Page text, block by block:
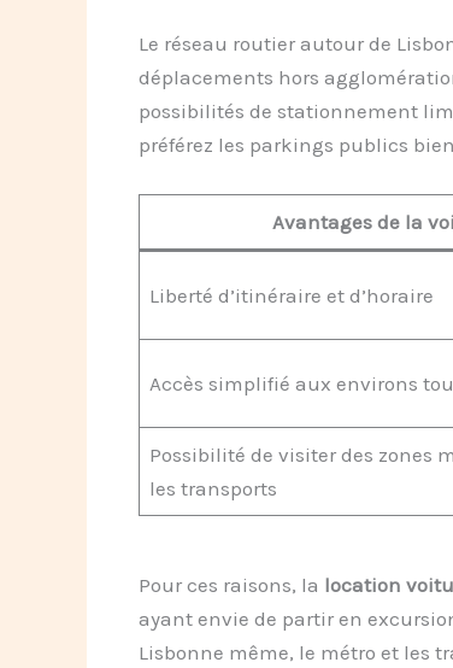
Le réseau routier autour de
déplacements hors
possibilités de stationnement
préférez les parkings publics
Avantages de la
Liberté d’itinéraire et d’horaire
Accès simplifié aux environs
Possibilité de visiter des zones
les transports
Pour ces raisons, la location
ayant envie de partir en
Lisbonne même, le métro et les